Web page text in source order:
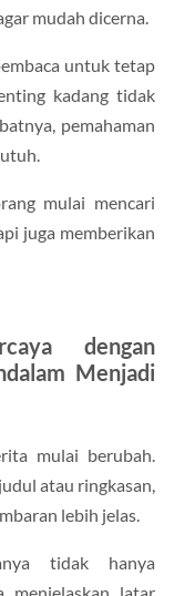
mudah dicerna.
untuk tetap
kadang tidak
pemahaman
mulai mencari
juga memberikan
dengan
Menjadi
mulai berubah.
atau ringkasan,
lebih jelas.
tidak hanya